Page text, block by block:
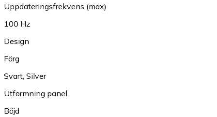
Uppdateringsfrekvens (max)
100 Hz
Design
Färg
Svart Silver
Utformning panel
Böjd